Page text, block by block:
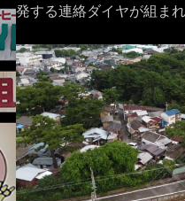
発する連絡ダイヤが組まれ